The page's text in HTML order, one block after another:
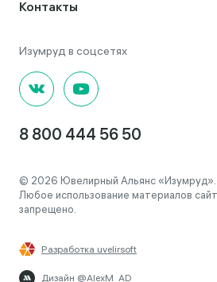
Контакты
8 800 444 56 50
© 2026 Ювелирный Альянс
Любое использование материалов
запрещено.
Разработка uvelirsoft
Дизайн @AlexM_AD